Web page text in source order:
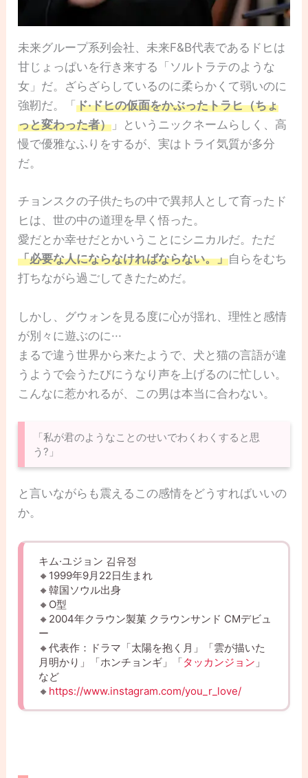
未来グループ系列会社、未来F&B代表であるドヒは
甘じょっぱいを行き来する「ソルトラテのような
女」だ。ざらざらしているのに柔らかくて弱いのに
強靭だ。「ド·ドヒの仮面をかぶったトラヒ（ちょ
っと変わった者） 」というニックネームらしく、高
慢で優雅なふりをするが、実はトライ気質が多分
だ。
チョンスクの子供たちの中で異邦人として育ったド
ヒは、世の中の道理を早く悟った。
愛だとか幸せだとかいうことにシニカルだ。ただ
「必要な人にならなければならない。」自らをむち
打ちながら過ごしてきたためだ。
しかし、グウォンを見る度に心が揺れ、理性と感情
が別々に遊ぶのに···
まるで違う世界から来たようで、犬と猫の言語が違
うようで会うたびにうなり声を上げるのに忙しい。
こんなに惹かれるが、この男は本当に合わない。
「私が君のようなことのせいでわくわくすると思
う?」
と言いながらも震えるこの感情をどうすればいいの
か。
キム·ユジョン 김유정
🔸1999年9月22日生まれ
🔸韓国ソウル出身
🔸O型
🔸2004年クラウン製菓 クラウンサンド CMデビュ
ー
🔸代表作：ドラマ「太陽を抱く月」「雲が描いた
月明かり」「ホンチョンギ」「タッカンジョン 」
など
🔸 https://www.instagram.com/you_r_love/